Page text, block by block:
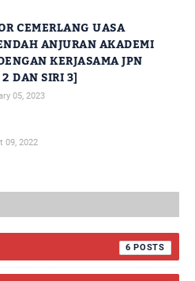
CEMERLANG UASA
ANJURAN AKADEMI
KERJASAMA JPN
DAN SIRI 3]
05, 2023
09, 2022
6